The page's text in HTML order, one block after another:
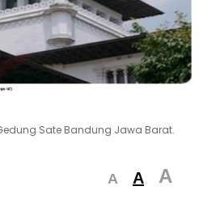
Sate Bandung Jawa Barat.
A A A